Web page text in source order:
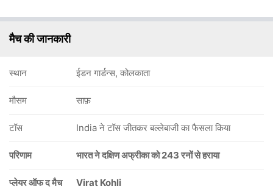
मैच की जानकारी
स्थान ईडन गार्डन्स, कोलकाता
मौसम साफ़
टॉस India ने टॉस जीतकर बल्लेबाजी का फैसला किया
परिणाम भारत ने दक्षिण अफ्रीका को 243 रनों से हराया
प्लेयर ऑफ द मैच Virat Kohli